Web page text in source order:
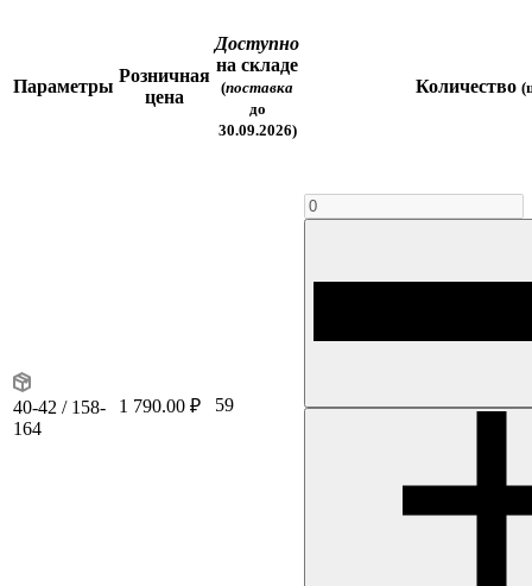
Параметры
Розничная
цена
Доступно
на складе
(поставка
до
30.09.2026)
Количество
40-42 / 158-
164
1 790.00 ₽ 59